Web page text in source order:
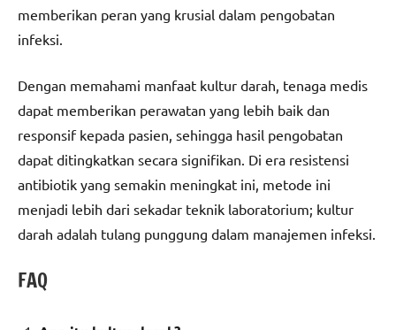
memberikan peran yang krusial dalam pengobatan
infeksi.
Dengan memahami manfaat kultur darah, tenaga medis
dapat memberikan perawatan yang lebih baik dan
responsif kepada pasien, sehingga hasil pengobatan
dapat ditingkatkan secara signifikan. Di era resistensi
antibiotik yang semakin meningkat ini, metode ini
menjadi lebih dari sekadar teknik laboratorium; kultur
darah adalah tulang punggung dalam manajemen infeksi.
FAQ